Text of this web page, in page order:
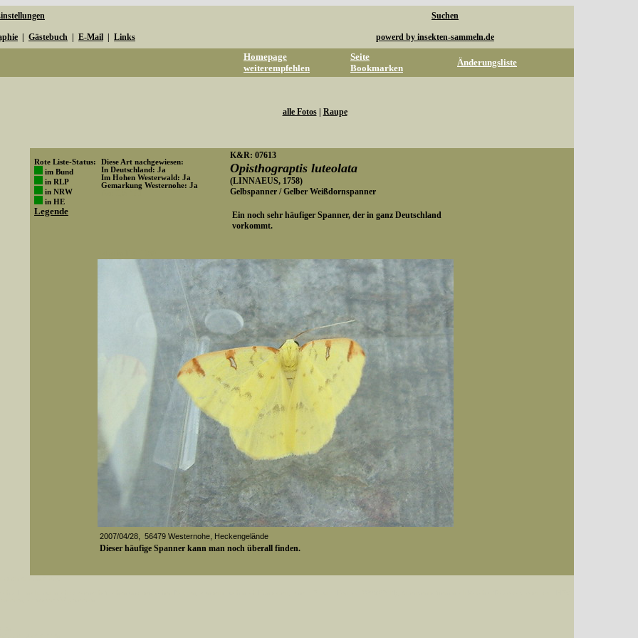
Suchen
Gästebuch E-Mail Links powerd by insekten-sammeln.de
Homepage
weiterempfehlen
Seite
Bookmarken
Änderungsliste
alle Fotos| Raupe
Rote Liste-Status:
im Bund
in RLP
in NRW
in HE
Legende
Diese Art nachgewiesen:
In Deutschland: Ja
Im Hohen Westerwald: Ja
Gemarkung Westernohe: Ja
K&R: 07613
Opisthograptis luteolata
(LINNAEUS, 1758)
Gelbspanner / Gelber Weißdornspanner
Ein noch sehr häufiger Spanner, der in ganz Deutschland
vorkommt.
2007/04/28, 56479 Westernohe, Heckengelände
Dieser häufige Spanner kann man noch überall finden.